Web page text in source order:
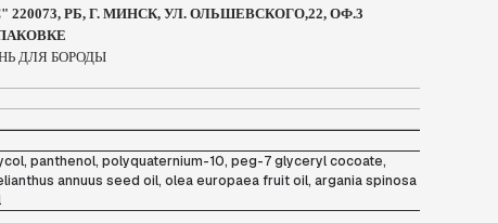
РБ, Г. МИНСК, УЛ. ОЛЬШЕВСКОГО,22, ОФ.3
ДЛЯ БОРОДЫ
panthenol, polyquaternium-10, peg-7 glyceryl cocoate,
annuus seed oil, olea europaea fruit oil, argania spinosa